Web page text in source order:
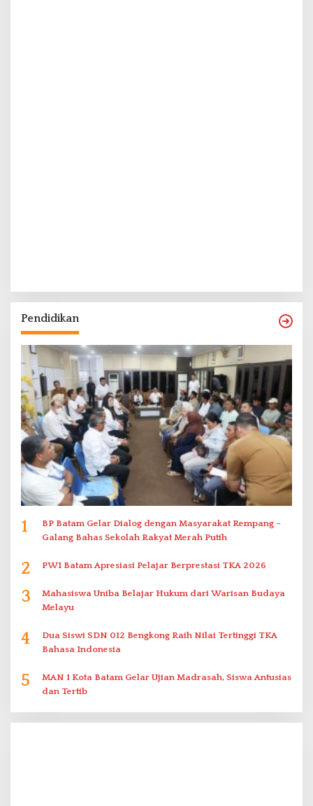
Pendidikan
1
BP Batam Gelar Dialog dengan Masyarakat Rempang –
Galang Bahas Sekolah Rakyat Merah Putih
2 PWI Batam Apresiasi Pelajar Berprestasi TKA 2026
3
Mahasiswa Uniba Belajar Hukum dari Warisan Budaya
Melayu
4
Dua Siswi SDN 012 Bengkong Raih Nilai Tertinggi TKA
Bahasa Indonesia
5
MAN 1 Kota Batam Gelar Ujian Madrasah, Siswa Antusias
dan Tertib